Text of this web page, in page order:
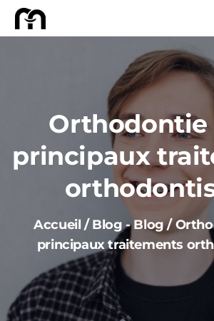
Orthodontie
principaux
Accueil / Blog - Blog /
principaux traitements